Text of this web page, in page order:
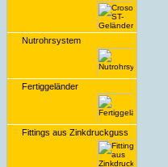
Nutrohrsystem
Fertiggeländer
Fittings aus Zinkdruckguss